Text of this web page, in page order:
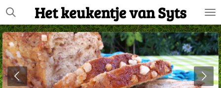
Ga
direct
naar
de
hoofdinhoud
Het keukentje van Syts